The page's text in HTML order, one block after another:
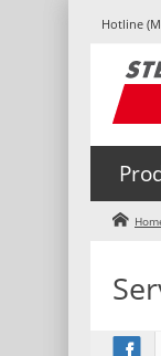
Hotline